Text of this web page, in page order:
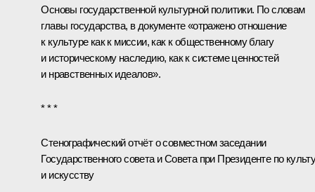
Основы государственной культурной политики. По словам
главы государства, в документе «отражено отношение
к культуре как к миссии, как к общественному благу
и историческому наследию, как к системе ценностей
и нравственных идеалов».
* * *
Стенографический отчёт о совместном заседании
Государственного совета и Совета при Президенте по
и искусству